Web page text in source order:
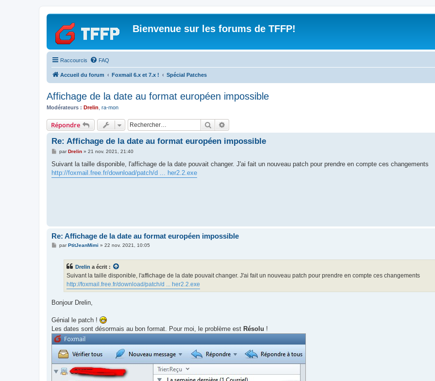
Bienvenue sur les forums de TFFP!
Raccourcis FAQ
Accueil du forum Foxmail 6.x et 7.x ! Spécial Patches
Affichage de la date au format européen impossible
Modérateurs : Drelin ra-mon
Répondre Rechercher
Re: Affichage de la date au format européen impossible
M
s
a
parDrelin» 21 nov. 2021, 21:40
Suivant la taille disponible, l'affichage de la date pouvait changer. J'ai fait un nouveau patch pour prendre en compte ces changements
http://foxmail.free.fr/download/patch/d ... her2.2.exe
Re: Affichage de la date au format européen impossible
MparPtitJeanMimi » 22 nov. 2021, 10:05
Drelin a écrit :
Suivant la taille disponible, l'affichage de la date pouvait changer. J'ai fait un nouveau patch pour prendre en compte ces changements
http://foxmail.free.fr/download/patch/d ... her2.2.exe
Bonjour Drelin,
Génial le patch !
Les dates sont désormais au bon format. Pour moi, le problème est Résolu !